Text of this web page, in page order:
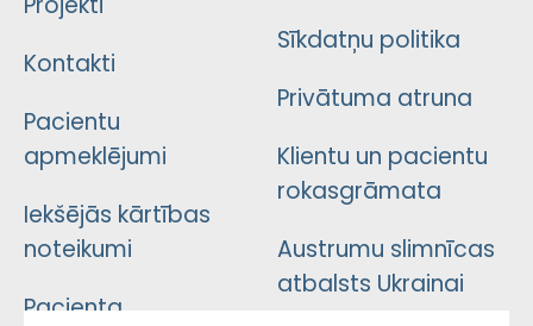
Kontakti
Pacientu
apmeklējumi
Iekšējās kārtības
noteikumi
Pacienta
Sīkdatņu politika
Privātuma atruna
Klientu un pacientu
rokasgrāmata
Austrumu slimnīcas
atbalsts Ukrainai